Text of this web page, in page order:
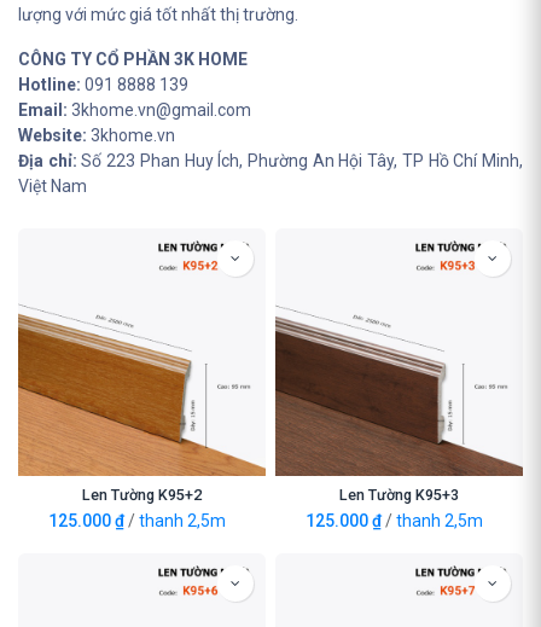
lượng với mức giá tốt nhất thị trường.
CÔNG TY CỔ PHẦN 3K HOME
Hotline: 091 8888 139
Email: 3khome.vn@gmail.com
Website: 3khome.vn
Địa chỉ: Số 223 Phan Huy Ích, Phường An Hội Tây, TP Hồ Chí Minh,
Việt Nam
Len Tường K95+2
125.000₫/thanh 2,5m
Len Tường K95+3
125.000₫/thanh 2,5m